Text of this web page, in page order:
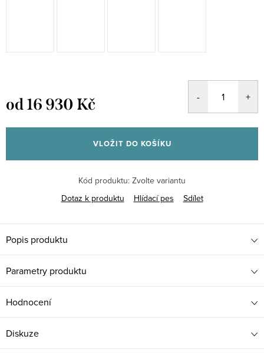
od16 930 Kč
cena:
VLOŽIT DO KOŠÍKU
Kód produktu: Zvolte variantu
Dotaz k produktu
Hlídací pes Sdílet
Popis produktu
Parametry produktu
Hodnocení
Diskuze